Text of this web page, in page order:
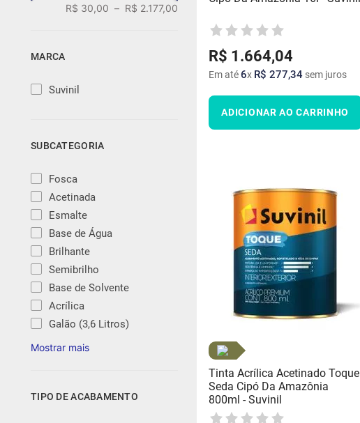
SUBCATEGORIA
Fosca
Acetinada
Esmalte
Base de Água
Brilhante
Semibrilho
Base de Solvente
Acrílica
Galão (3,6 Litros)
MARCA
Suvinil
TIPO DE ACABAMENTO
R$ 30,00 – R$ 2.177,00
R$ 1 .664,04
Em até6x R$ 277,34sem juros
ADICIONAR AO CARRINHO
Tinta Acrílica Acetinado Toque
Seda Cipó Da Amazônia
800ml - Suvinil